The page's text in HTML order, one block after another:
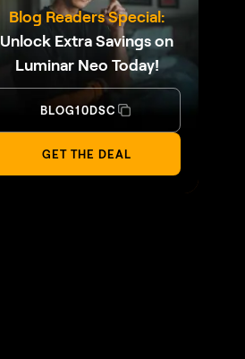
Blog Readers Special:
Unlock Extra Savings on
Luminar Neo Today!
BLOG10DSC
GET THE DEAL